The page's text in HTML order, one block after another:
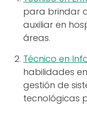
para brindar
auxiliar en
áreas.
Técnico en
habilidades
gestión de
tecnológicas